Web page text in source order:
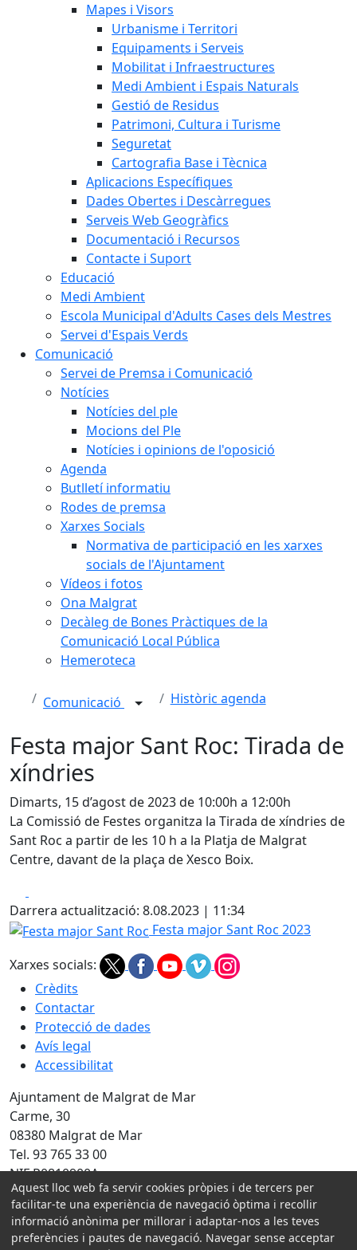
Mapes i Visors
Urbanisme i Territori
Equipaments i Serveis
Mobilitat i Infraestructures
Medi Ambient i Espais Naturals
Gestió de Residus
Patrimoni, Cultura i Turisme
Seguretat
Cartografia Base i Tècnica
Aplicacions Específiques
Dades Obertes i Descàrregues
Serveis Web Geogràfics
Documentació i Recursos
Contacte i Suport
Educació
Medi Ambient
Escola Municipal d'Adults Cases dels Mestres
Servei d'Espais Verds
Comunicació
Servei de Premsa i Comunicació
Notícies
Notícies del ple
Mocions del Ple
Notícies i opinions de l'oposició
Agenda
Butlletí informatiu
Rodes de premsa
Xarxes Socials
Normativa de participació en les xarxes
socials de l'Ajuntament
Vídeos i fotos
Ona Malgrat
Decàleg de Bones Pràctiques de la
Comunicació Local Pública
Hemeroteca
Comunicació Històric agenda
Festa major Sant Roc: Tirada de
xíndries
Dimarts, 15 d’agost de 2023 de 10:00h a 12:00h
La Comissió de Festes organitza la Tirada de xíndries de
Sant Roc a partir de les 10 h a la Platja de Malgrat
Centre, davant de la plaça de Xesco Boix.
Darrera actualització: 8.08.2023 | 11:34
Festa major Sant Roc
Festa major Sant Roc 2023
Xarxes socials:
Crèdits
Contactar
Protecció de dades
Avís legal
Accessibilitat
Ajuntament de Malgrat de Mar
Carme, 30
08380 Malgrat de Mar
Tel. 93 765 33 00
NIF P0810900A
Amb la col·laboració de:
Aquest lloc web fa servir cookies pròpies i de tercers per
facilitar-te una experiència de navegació òptima i recollir
informació anònima per millorar i adaptar-nos a les teves
preferències i pautes de navegació. Navegar sense acceptar